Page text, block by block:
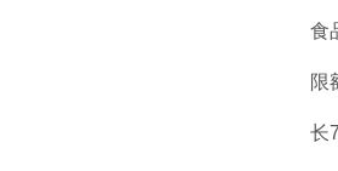
食
限
长